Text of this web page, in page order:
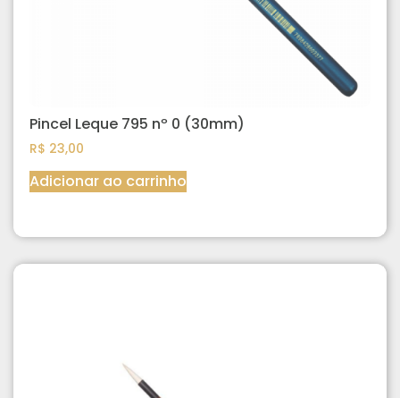
Pincel Leque 795 nº 0 (30mm)
R$ 23,00
Adicionar ao carrinho